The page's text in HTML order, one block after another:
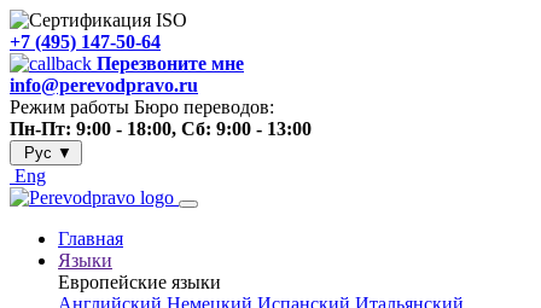
+7 (495) 147-50-64
Перезвоните мне
info@perevodpravo.ru
Режим работы Бюро переводов:
Пн-Пт: 9:00 - 18:00, Сб: 9:00 - 13:00
Рус ▼
Eng
Главная
Языки
Европейские языки
Английский Немецкий Испанский Итальянский